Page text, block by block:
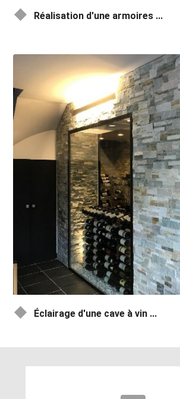
Réalisation d'une armoires ...
Éclairage d'une cave à vin ...